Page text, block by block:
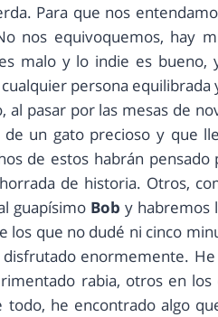
Para que nos
nos equivoquemos, hay
malo y lo indie es bueno,
persona
al pasar por las mesas de
un gato precioso y que
de estos habrán
de historia. Otros,
guapísimo Bob y habremos
los que no dudé ni cinco
enormemente.
rabia, otros en
todo, he encontrado algo